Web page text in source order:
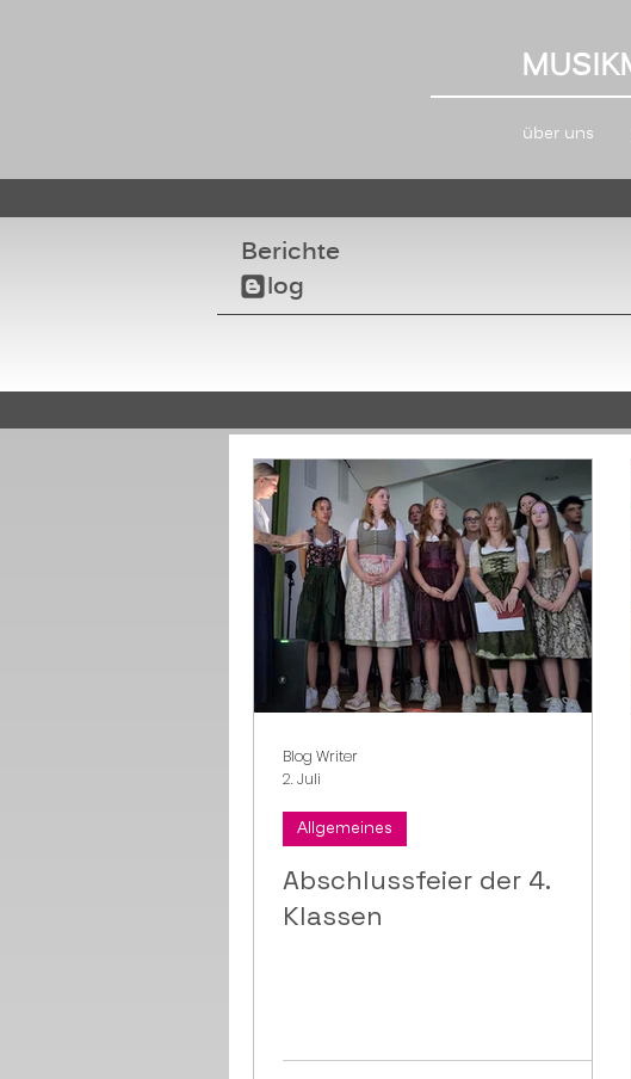
über uns
Berichte
b log
Abschlussfeier der 4.
Klassen
Allgemeines
Blog Writer
2. Juli